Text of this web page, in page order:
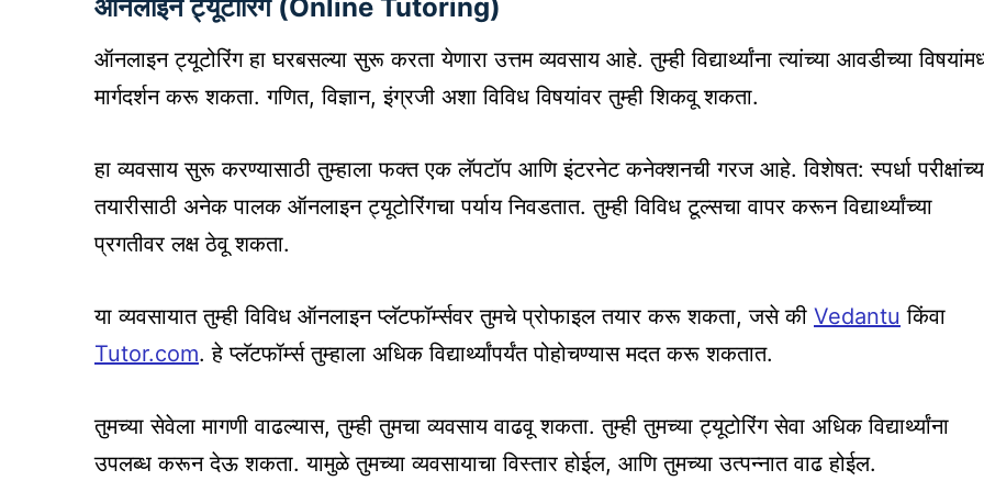
ऑनलाइन ट्यूटोरिंग (Online Tutoring)
ऑनलाइन ट्यूटोरिंग हा घरबसल्या सुरू करता येणारा उत्तम व्यवसाय आहे. तुम्ही विद्यार्थ्यांना त्यांच्या आवडीच्या
मार्गदर्शन करू शकता. गणित, विज्ञान, इंग्रजी अशा विविध विषयांवर तुम्ही शिकवू शकता.
हा व्यवसाय सुरू करण्यासाठी तुम्हाला फक्त एक लॅपटॉप आणि इंटरनेट कनेक्शनची गरज आहे. विशेषत: स्पर्धा
तयारीसाठी अनेक पालक ऑनलाइन ट्यूटोरिंगचा पर्याय निवडतात. तुम्ही विविध टूल्सचा वापर करून विद्यार्थ्यांच्या
प्रगतीवर लक्ष ठेवू शकता.
या व्यवसायात तुम्ही विविध ऑनलाइन प्लॅटफॉर्म्सवर तुमचे प्रोफाइल तयार करू शकता, जसे की Vedantu किंवा
Tutor.com. हे प्लॅटफॉर्म्स तुम्हाला अधिक विद्यार्थ्यांपर्यंत पोहोचण्यास मदत करू शकतात.
तुमच्या सेवेला मागणी वाढल्यास, तुम्ही तुमचा व्यवसाय वाढवू शकता. तुम्ही तुमच्या ट्यूटोरिंग सेवा अधिक विद्यार्थ्यांना
उपलब्ध करून देऊ शकता. यामुळे तुमच्या व्यवसायाचा विस्तार होईल, आणि तुमच्या उत्पन्नात वाढ होईल.